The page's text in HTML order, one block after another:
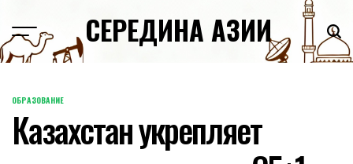
content
СЕРЕДИНА АЗИИ
POSTED
IN
ОБРАЗОВАНИЕ
Казахстан укрепляет